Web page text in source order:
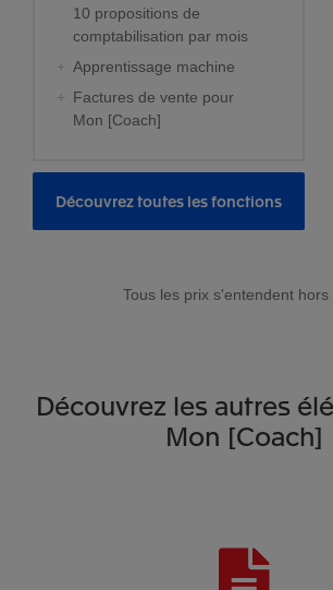
10 propositions de
comptabilisation par mois
Apprentissage machine
Factures de vente pour
Mon [Coach]
Découvrez toutes les fonctions
Tous les prix s'entendent hors
Découvrez les autres
Mon [Coach]